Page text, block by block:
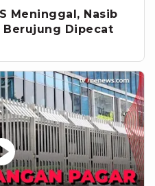
Meninggal, Nasib
Berujung Dipecat